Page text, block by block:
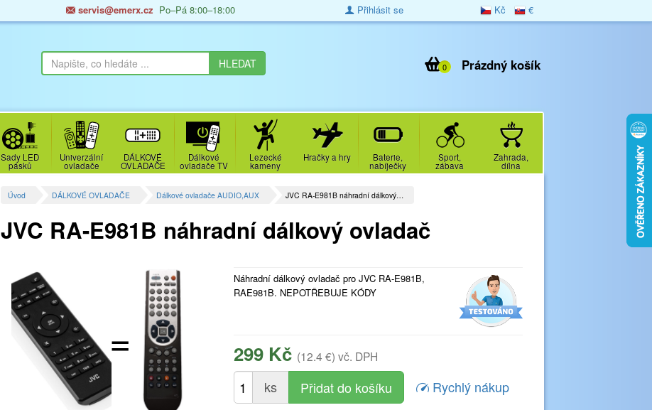
servis@emerx.cz Po–Pá 8:00–18:00 Kč €
Přihlásit se
Prázdný košík
0
Sady LED
pásků
Univerzální
ovladače
DÁLKOVÉ
OVLADAČE
Dálkové
ovladače TV
Lezecké
kameny
Hračky a hry Baterie,
nabíječky
Sport,
zábava
Zahrada,
dílna
Úvod DÁLKOVÉ OVLADAČE Dálkové ovladače AUDIO,AUX JVC RA-E981B náhradní dálkový…
JVC RA-E981B náhradní dálkový ovladač
=
Náhradní dálkový ovladač pro JVC RA-E981B,
RAE981B. NEPOTŘEBUJE KÓDY
299 Kč (12.4 €) vč. DPH
ks Rychlý nákup